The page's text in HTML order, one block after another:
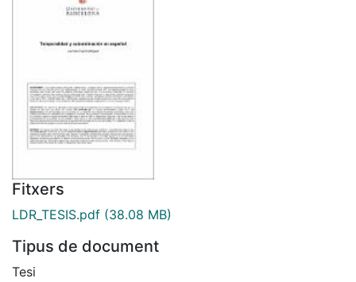
Fitxers
LDR_TESIS.pdf (38.08 MB)
Tipus de document
Tesi